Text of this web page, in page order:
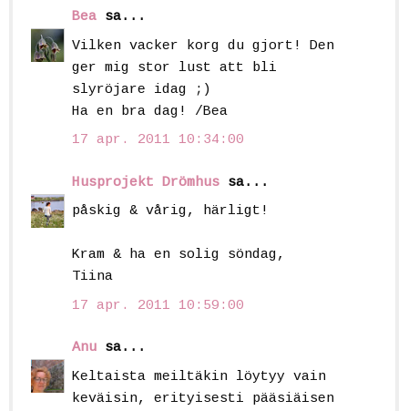
Bea sa...
Vilken vacker korg du gjort! Den
ger mig stor lust att bli
slyröjare idag ;)
Ha en bra dag! /Bea
17 apr. 2011 10:34:00
Husprojekt Drömhus sa...
påskig & vårig, härligt!
Kram & ha en solig söndag,
Tiina
17 apr. 2011 10:59:00
Anu sa...
Keltaista meiltäkin löytyy vain
keväisin, erityisesti pääsiäisen